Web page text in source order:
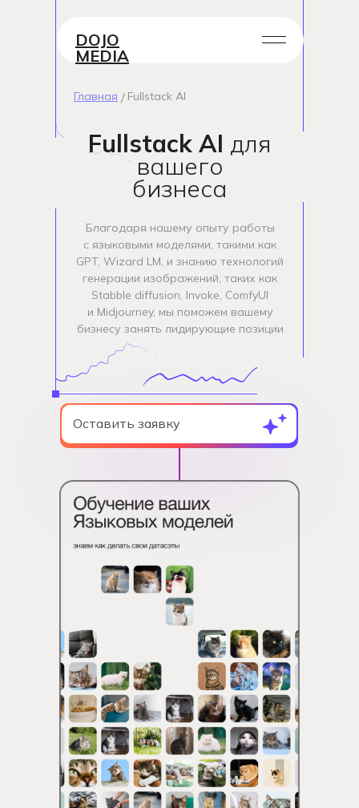
Fullstack AI для
вашего
бизнеса
Благодаря нашему опыту работы
с языковыми моделями, такими как
GPT, Wizard LM, и знанию технологий
генерации изображений, таких как
Stabble diffusion, Invoke, ComfyUI
и Midjourney, мы поможем вашему
бизнесу занять лидирующие позиции
DOJO
MEDIA
Главная / Fullstack AI
Оставить заявку